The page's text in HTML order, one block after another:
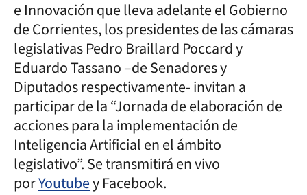
e Innovación que lleva adelante el Gobierno
de Corrientes, los presidentes de las cámaras
legislativas Pedro Braillard Poccard y
Eduardo Tassano –de Senadores y
Diputados respectivamente- invitan a
participar de la “Jornada de elaboración de
acciones para la implementación de
Inteligencia Artificial en el ámbito
legislativo”. Se transmitirá en vivo
porYoutubey Facebook.